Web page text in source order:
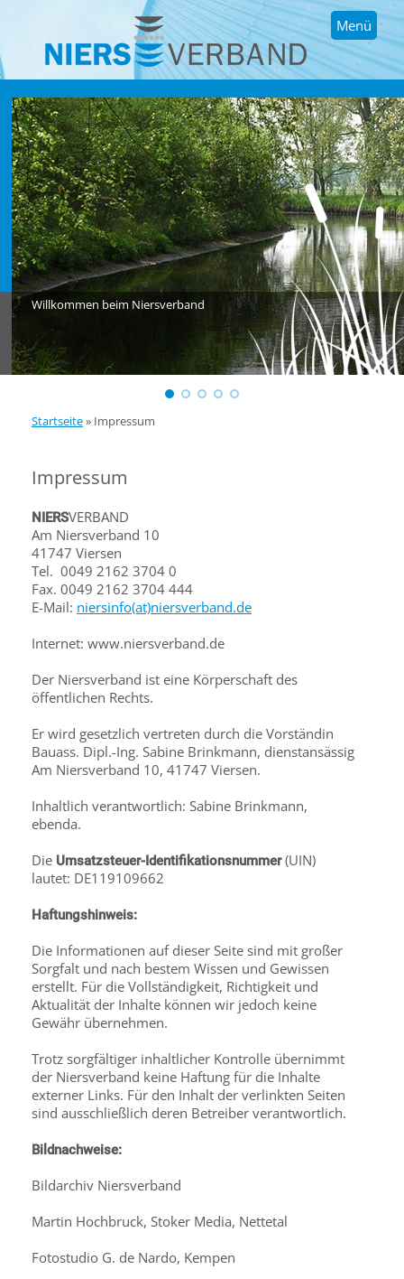
Menü
Willkommen beim Niersverband
Startseite» Impressum
Impressum
NIERSVERBAND
Am Niersverband 10
41747 Viersen
Tel. 0049 2162 3704 0
Fax. 0049 2162 3704 444
E-Mail: niersinfo(at)niersverband.de
Internet: www.niersverband.de
Der Niersverband ist eine Körperschaft des
öffentlichen Rechts.
Er wird gesetzlich vertreten durch die Vorständin
Bauass. Dipl.-Ing. Sabine Brinkmann, dienstansässig
Am Niersverband 10, 41747 Viersen.
Inhaltlich verantwortlich: Sabine Brinkmann,
ebenda.
Die Umsatzsteuer-Identifikationsnummer(UIN)
lautet: DE119109662
Haftungshinweis:
Die Informationen auf dieser Seite sind mit großer
Sorgfalt und nach bestem Wissen und Gewissen
erstellt. Für die Vollständigkeit, Richtigkeit und
Aktualität der Inhalte können wir jedoch keine
Gewähr übernehmen.
Trotz sorgfältiger inhaltlicher Kontrolle übernimmt
der Niersverband keine Haftung für die Inhalte
externer Links. Für den Inhalt der verlinkten Seiten
sind ausschließlich deren Betreiber verantwortlich.
Bildnachweise:
Bildarchiv Niersverband
Martin Hochbruck, Stoker Media, Nettetal
Fotostudio G. de Nardo, Kempen